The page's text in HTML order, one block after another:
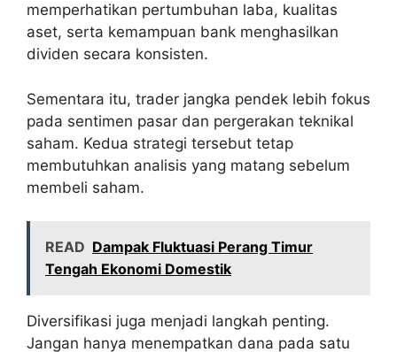
memperhatikan pertumbuhan laba, kualitas
aset, serta kemampuan bank menghasilkan
dividen secara konsisten.
Sementara itu, trader jangka pendek lebih fokus
pada sentimen pasar dan pergerakan teknikal
saham. Kedua strategi tersebut tetap
membutuhkan analisis yang matang sebelum
membeli saham.
READ Dampak Fluktuasi Perang Timur
Tengah Ekonomi Domestik
Diversifikasi juga menjadi langkah penting.
Jangan hanya menempatkan dana pada satu